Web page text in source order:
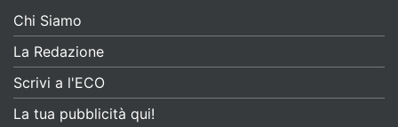
Chi Siamo
La Redazione
Scrivi a l'ECO
La tua pubblicità qui!